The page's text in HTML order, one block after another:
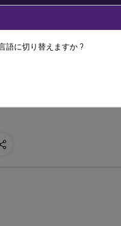
ェント
Linux Virtual Delivery
サービス
語に切り替えますか ?